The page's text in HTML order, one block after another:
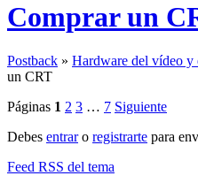
Comprar un
Postback » Hardware del vídeo y
un CRT
Páginas 1 2 3 … 7 Siguiente
Debes entraro registrarte para
Feed RSS del tema